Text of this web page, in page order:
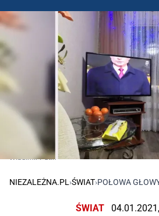
Władimir Putin
NIEZALEŻNA.PL›ŚWIAT›POŁOWA
ŚWIAT